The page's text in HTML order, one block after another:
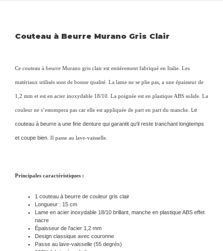
Couteau à Beurre Murano Gris Clair
Ce couteau à beurre Murano gris clair est entièrement fabriqué en Italie. Les
matériaux utilisés sont de bonne qualité. La lame ne se plie pas, a une épaisseur de
1,2 mm et est en acier inoxydable 18/10. La poignée est en plastique ABS solide. La
couleur ne s’estompera pas car elle est appliquée de part en part du manche. Le
couteau à beurre a une fine denture qui garantit qu'il reste tranchant longtemps
et coupe bien. Il passe au lave-vaisselle.
Principales caractéristiques :
1 couteau à beurre de couleur gris clair
Longueur : 15 cm
Lame en acier inoxydable 18/10 brillant, manche en plastique ABS effet
nacre
Épaisseur de l'acier 1,2 mm
Design classique avec couronne
Passe au lave-vaisselle (55 degrés)